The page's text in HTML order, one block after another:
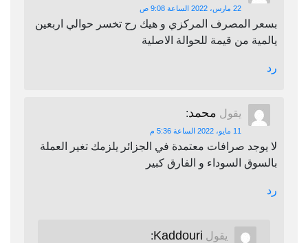
22 مارس، 2022 الساعة 9:08 ص
بسعر المصرف المركزي و هيك رح تخسر حوالي اربعين
يالمية من قيمة للحوالة الاصلية
رد
يقول محمد:
11 مايو، 2022 الساعة 5:36 م
لا يوجد صرافات معتمدة في الجزائر يلزمك تغير العملة
بالسوق السوداء و الفارق كبير
رد
يقول Kaddouri
: